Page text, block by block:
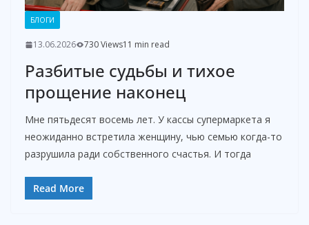
БЛОГИ
13.06.2026 730 Views11 min read
Разбитые судьбы и тихое
прощение наконец
Мне пятьдесят восемь лет. У кассы супермаркета я
неожиданно встретила женщину, чью семью когда-то
разрушила ради собственного счастья. И тогда
Read More